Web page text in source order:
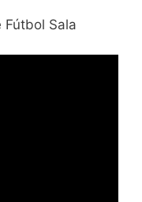
Fútbol Sala